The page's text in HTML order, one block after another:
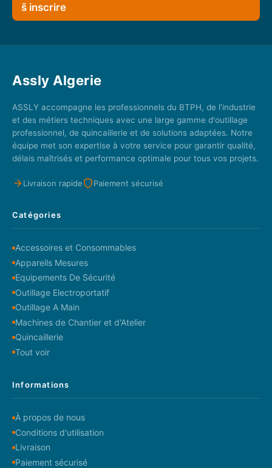
š inscrire
Assly Algerie
ASSLY accompagne les professionnels du BTPH, de l'industrie
et des métiers techniques avec une large gamme d'outillage
professionnel, de quincaillerie et de solutions adaptées. Notre
équipe met son expertise à votre service pour garantir qualité,
délais maîtrisés et performance optimale pour tous vos projets.
Livraison rapide Paiement sécurisé
Catégories
Accessoires et Consommables
Appareils Mesures
Equipements De Sécurité
Outillage Electroportatif
Outillage A Main
Machines de Chantier et d'Atelier
Quincaillerie
Tout voir
Informations
À propos de nous
Conditions d'utilisation
Livraison
Paiement sécurisé